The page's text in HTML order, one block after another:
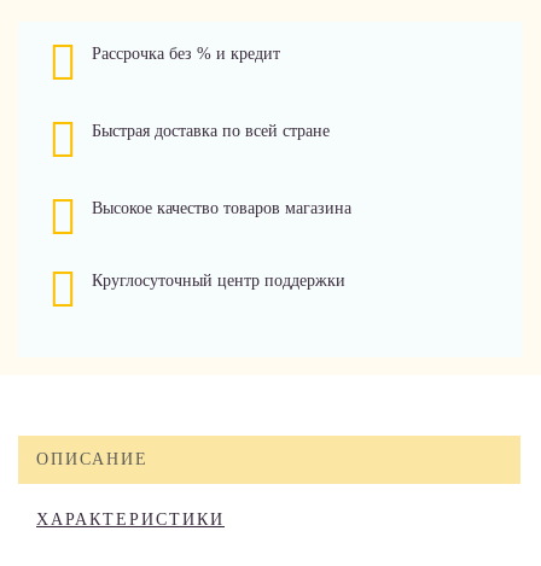
Рассрочка без % и кредит
Быстрая доставка по всей стране
Высокое качество товаров магазина
Круглосуточный центр поддержки
ОПИСАНИЕ
ХАРАКТЕРИСТИКИ